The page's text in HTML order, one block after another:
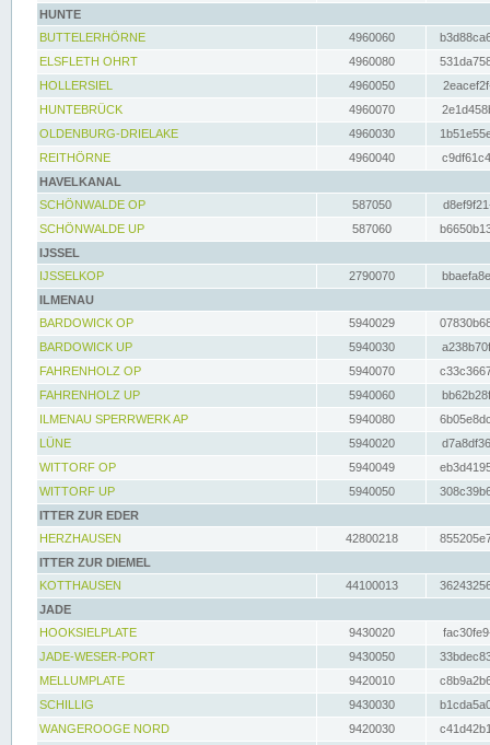
HUNTE
BUTTELERHÖRNE
4960060
ELSFLETH OHRT
4960080
HOLLERSIEL
4960050
HUNTEBRÜCK
4960070
OLDENBURG-DRIELAKE
4960030
REITHÖRNE
4960040
HAVELKANAL
SCHÖNWALDE OP
587050
SCHÖNWALDE UP
587060
IJSSEL
IJSSELKOP
2790070
ILMENAU
BARDOWICK OP
5940029
BARDOWICK UP
5940030
FAHRENHOLZ OP
5940070
FAHRENHOLZ UP
5940060
ILMENAU SPERRWERK AP
5940080
LÜNE
5940020
WITTORF OP
5940049
WITTORF UP
5940050
ITTER ZUR EDER
HERZHAUSEN
42800218
ITTER ZUR DIEMEL
KOTTHAUSEN
44100013
JADE
HOOKSIELPLATE
9430020
JADE-WESER-PORT
9430050
MELLUMPLATE
9420010
SCHILLIG
9430030
WANGEROOGE NORD
9420030